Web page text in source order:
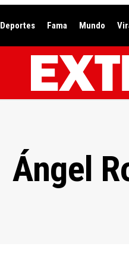
Deportes Fama Mundo
Ángel